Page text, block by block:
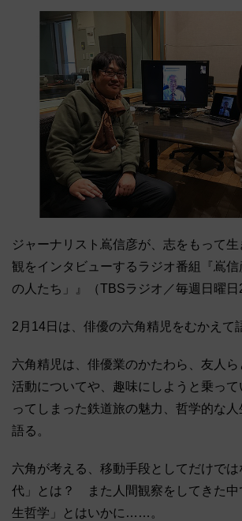
ジャーナリスト嶌信彦が、志をもって
観をインタビューするラジオ番組『嶌
の人たち」』（TBSラジオ／毎週日曜日
2月14日は、俳優の六角精児をむかえて
六角精児は、俳優業のかたわら、友人
活動についてや、趣味にしようと乗っ
ってしまった鉄道旅の魅力、哲学的な人
語る。
六角が考える、移動手段としてだけで
代」とは？ また人間観察をしてきた中
生哲学」とはいかに……。